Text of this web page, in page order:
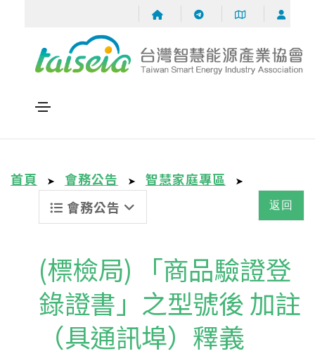
首頁 ➤ 會務公告 ➤ 智慧家庭專區 ➤
會務公告 返回
(標檢局) 「商品驗證登
錄證書」之型號後 加註
（具通訊埠）釋義